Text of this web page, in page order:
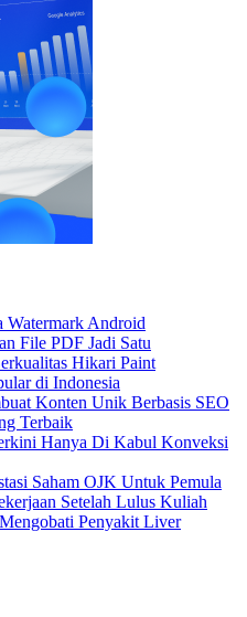
Watermark Android
File PDF Jadi Satu
Hikari Paint
di Indonesia
Konten Unik Berbasis SEO
Terbaik
Hanya Di Kabul Konveksi
Saham OJK Untuk Pemula
Setelah Lulus Kuliah
Penyakit Liver